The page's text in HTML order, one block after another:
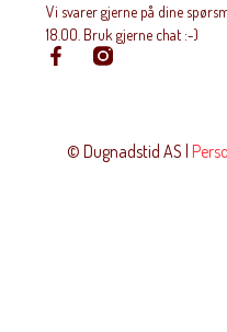
Vi svarer gjerne på dine
18.OO. Bruk gjerne chat :-)
© Dugnadstid AS |